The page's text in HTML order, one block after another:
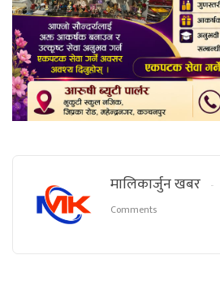
मालिकार्जुन खबर
Comments